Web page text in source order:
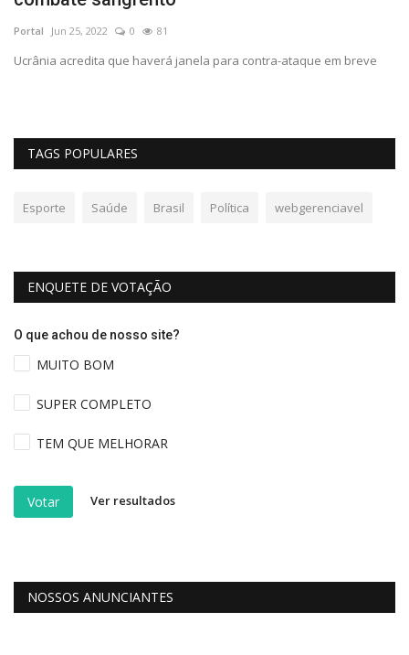
Portal Jun 25, 2022 0 81
Ucrânia acredita que haverá janela para contra-ataque em breve
TAGS POPULARES
Esporte Saúde Brasil Política webgerenciavel
ENQUETE DE VOTAÇÃO
O que achou de nosso site?
MUITO BOM
SUPER COMPLETO
TEM QUE MELHORAR
Votar Ver resultados
NOSSOS ANUNCIANTES